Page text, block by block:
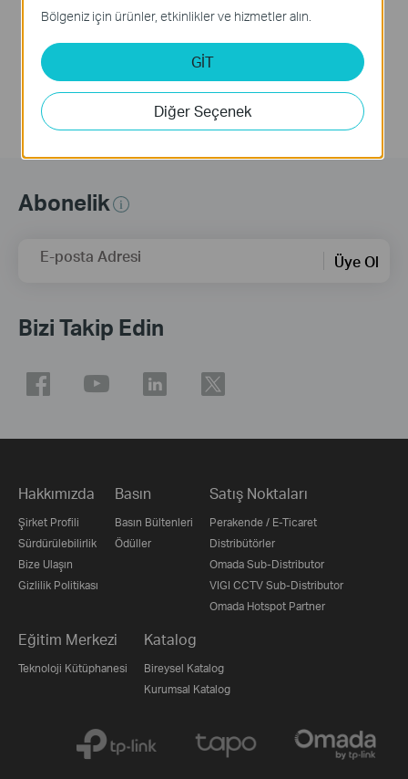
Abonelik
E-posta Adresi Üye Ol
Bizi Takip Edin
Hakkımızda
Şirket Profili
Sürdürülebilirlik
Bize Ulaşın
Gizlilik Politikası
Basın
Basın Bültenleri
Ödüller
Satış Noktaları
Perakende / E-Ticaret
Distribütörler
Omada Sub-Distributor
VIGI CCTV Sub-Distributor
Omada Hotspot Partner
Eğitim Merkezi
Teknoloji Kütüphanesi
Katalog
Bireysel Katalog
Kurumsal Katalog
Bölgeniz için ürünler, etkinlikler ve hizmetler alın.
GİT
Diğer Seçenek